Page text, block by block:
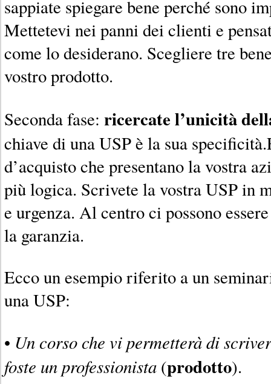
sappiate spiegare bene perché sono
Mettetevi nei panni dei clienti e
come lo desiderano. Scegliere tre
vostro prodotto.
Seconda fase: ricercate l’unicità
chiave di una USP è la sua
d’acquisto che presentano la vostra
più logica. Scrivete la vostra USP in
e urgenza. Al centro ci possono
la garanzia.
Ecco un esempio riferito a un
una USP:
• Un corso che vi permetterà di
foste un professionista (prodotto).